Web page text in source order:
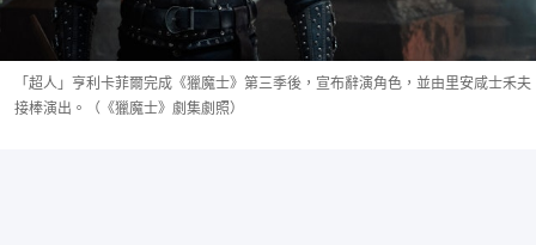
「超人」亨利卡菲爾完成《獵魔士》第三季後，宣布辭演角色，並由里安咸士禾夫
接棒演出。（《獵魔士》劇集劇照）